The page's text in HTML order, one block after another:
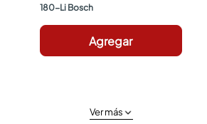
180-Li Bosch
Agregar
Ver más